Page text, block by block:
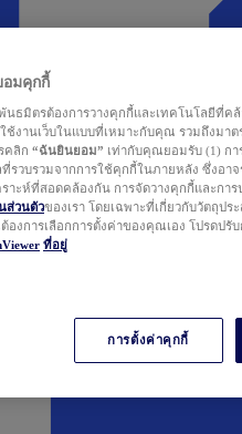
มคุกกี้
พันธมิตรต้องการวางคุกกี้และเทคโนโลยี
ช้งานเว็บในแบบที่เหมาะกับคุณ รวมถึงมาต
คลิก “ฉันยินยอม” เท่ากับคุณยอมรับ (1) กา
รวบรวมจากการใช้คุกกี้ในภายหลัง ซึ่งอ
ราะห์ที่สอดคล้องกัน การจัดวางคุกกี้และกา
ส่วนตัวของเรา โดยเฉพาะที่เกี่ยวกับวัตถุป
งการเลือกการตั้งค่าของคุณเอง โปรดปรั
ที่อยู่
การตั้งค่าคุกกี้